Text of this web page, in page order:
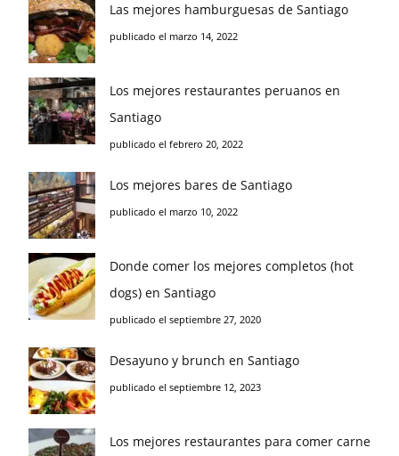
Las mejores hamburguesas de Santiago
publicado el marzo 14, 2022
Los mejores restaurantes peruanos en
Santiago
publicado el febrero 20, 2022
Los mejores bares de Santiago
publicado el marzo 10, 2022
Donde comer los mejores completos (hot
dogs) en Santiago
publicado el septiembre 27, 2020
Desayuno y brunch en Santiago
publicado el septiembre 12, 2023
Los mejores restaurantes para comer carne